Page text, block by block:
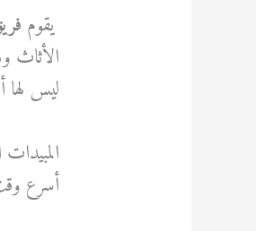
يقوم
الأثاث
ليس لها
أسرع